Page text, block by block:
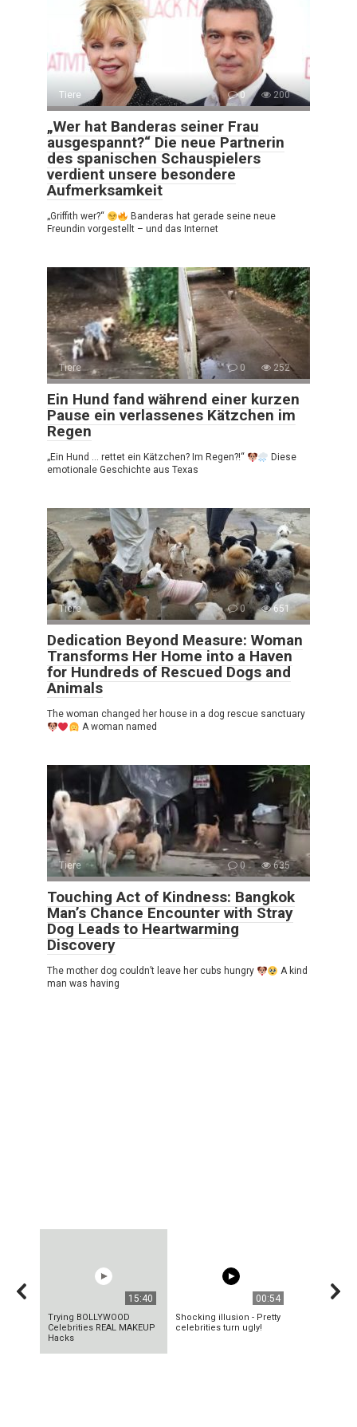
Tiere 0 200
„Wer hat Banderas seiner Frau
ausgespannt?“ Die neue Partnerin
des spanischen Schauspielers
verdient unsere besondere
Aufmerksamkeit
„Griffith wer?“
Banderas hat gerade seine neue
Freundin vorgestellt – und das Internet
Tiere 0 252
Ein Hund fand während einer kurzen
Pause ein verlassenes Kätzchen im
Regen
„Ein Hund … rettet ein Kätzchen? Im Regen?!“
Diese
emotionale Geschichte aus Texas
Tiere 0 651
Dedication Beyond Measure: Woman
Transforms Her Home into a Haven
for Hundreds of Rescued Dogs and
Animals
The woman changed her house in a dog rescue sanctuary
A woman named
Tiere 0 635
Touching Act of Kindness: Bangkok
Man’s Chance Encounter with Stray
Dog Leads to Heartwarming
Discovery
The mother dog couldn’t leave her cubs hungry
A kind
man was having
15:40
Trying BOLLYWOOD
Celebrities REAL MAKEUP
Hacks
00:54
Shocking illusion - Pretty
celebrities turn ugly!